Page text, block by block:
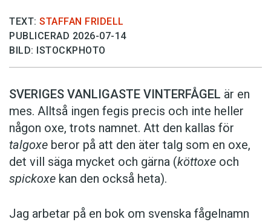
TEXT: STAFFAN FRIDELL
PUBLICERAD 2026-07-14
BILD: ISTOCKPHOTO
SVERIGES VANLIGASTE VINTERFÅGEL är en
mes. Alltså ingen fegis precis och inte heller
någon oxe, trots namnet. Att den kallas för
talgoxe beror på att den äter talg som en oxe,
det vill säga mycket och gärna (köttoxe och
spickoxe kan den också heta).
Jag arbetar på en bok om svenska fågelnamn